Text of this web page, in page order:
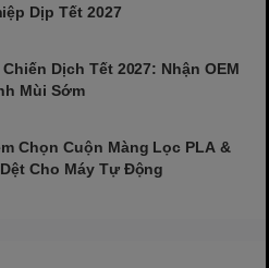
Dịp Tết 2027
Dịch Tết 2027: Nhận OEM
Mùi Sớm
Chọn Cuộn Màng Lọc PLA &
Cho Máy Tự Động